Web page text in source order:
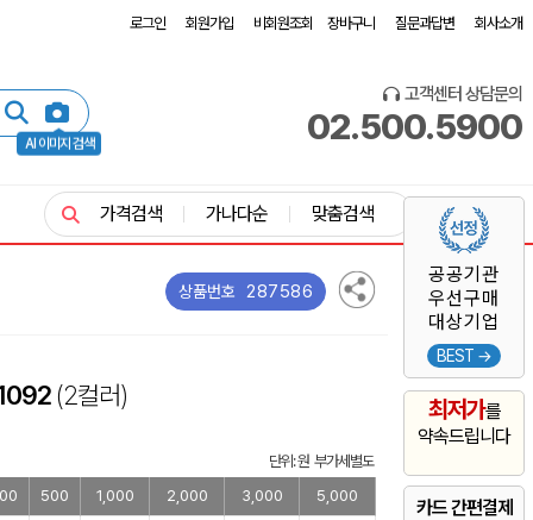
로그인 회원가입 비회원조회 장바구니 질문과답변 회사소개
AI 이미지 검색
고객센터 상담문의
02.500.5900
공공기관
우선구매
대상기업
BEST →
최저가를
약속드립니다
카드 간편결제
가격검색 가나다순 맞춤검색
상품번호 287586
(2컬러)
단위: 원 부가세별도
500 1,000 2,000 3,000 5,000